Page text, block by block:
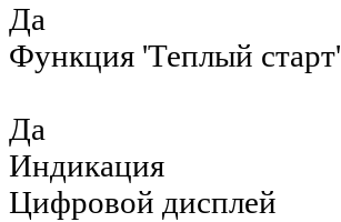
Да
Функция 'Теплый старт'
Да
Индикация
Цифровой дисплей